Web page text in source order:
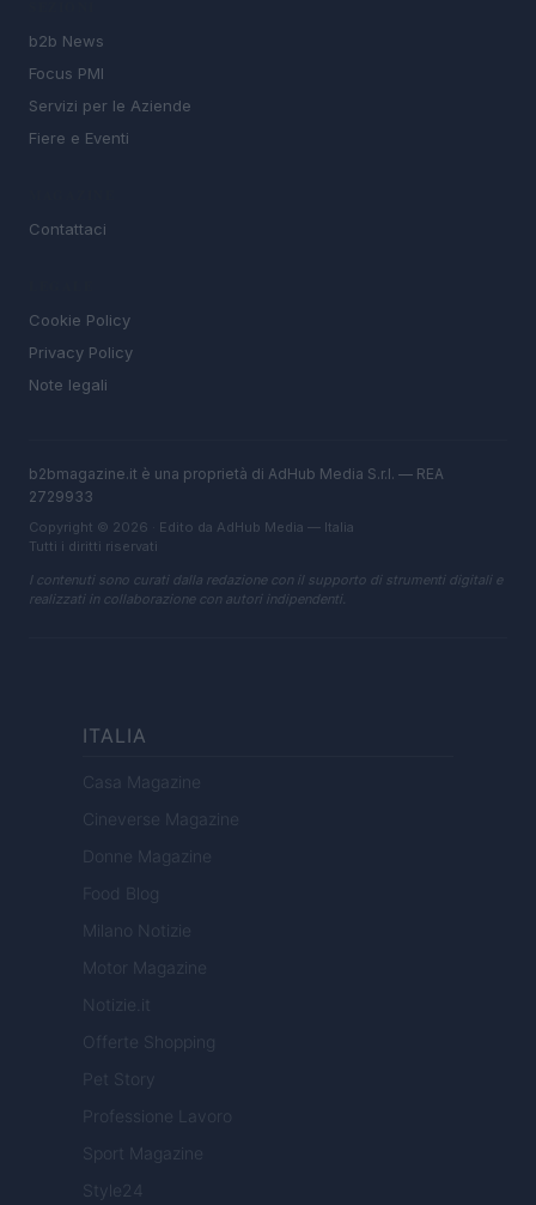
b2b News
Focus PMI
Servizi per le Aziende
Fiere e Eventi
Contattaci
Cookie Policy
Privacy Policy
Note legali
b2bmagazine.it è una proprietà di AdHub Media S.r.l. — REA
2729933
Copyright © 2026 · Edito da AdHub Media — Italia
Tutti i diritti riservati
I contenuti sono curati dalla redazione con il supporto di strumenti digitali e
realizzati in collaborazione con autori indipendenti.
ITALIA
Casa Magazine
Cineverse Magazine
Donne Magazine
Food Blog
Milano Notizie
Motor Magazine
Notizie.it
Offerte Shopping
Pet Story
Professione Lavoro
Sport Magazine
Style24